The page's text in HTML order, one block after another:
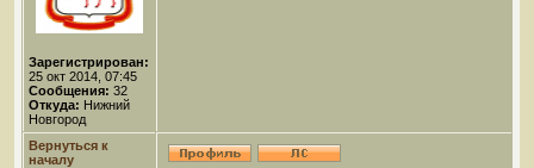
Зарегистрирован:
25 окт 2014, 07:45
Сообщения: 32
Откуда: Нижний
Новгород
Вернуться к
началу